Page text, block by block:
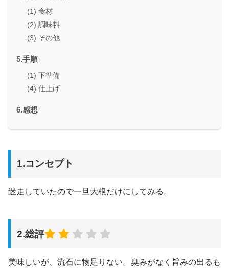
(1) 食材
(2) 調味料
(3) その他
5.手順
(1) 下準備
(4) 仕上げ
6.感想
1.コンセプト
迷走していたので一旦大根だけにしてみる。
2.総評
美味しいが、流石に物足りない。臭みがなく旨みの出るも